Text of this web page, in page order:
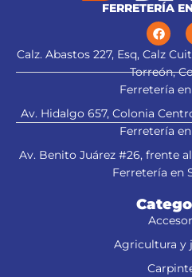
FERRETERÍA
Calz. Abastos 227, Esq, Calz
Torreón,
Ferretería
Av. Hidalgo 657, Colonia
Ferretería
Av. Benito Juárez #26, frente
Ferretería en
Agricultura y